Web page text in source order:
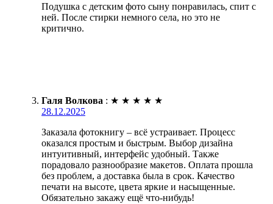
Подушка с детским фото сыну понравилась, спит с
ней. После стирки немного села, но это не
критично.
Галя Волкова : ★ ★ ★ ★ ★
28.12.2025
Заказала фотокнигу – всё устраивает. Процесс
оказался простым и быстрым. Выбор дизайна
интуитивный, интерфейс удобный. Также
порадовало разнообразие макетов. Оплата прошла
без проблем, а доставка была в срок. Качество
печати на высоте, цвета яркие и насыщенные.
Обязательно закажу ещё что-нибудь!